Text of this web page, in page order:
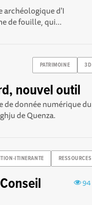
archéologique d'I
de fouille, qui...
PATRIMOINE 3D
nouvel outil
de donnée numérique du
de Quenza.
ITINERANTE RESSOURCES
94